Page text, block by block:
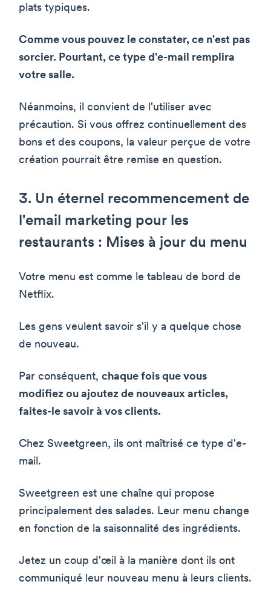
plats typiques.
Comme vous pouvez le constater, ce n'est pas
sorcier. Pourtant, ce type d'e-mail remplira
votre salle.
Néanmoins, il convient de l'utiliser avec
précaution. Si vous offrez continuellement des
bons et des coupons, la valeur perçue de votre
création pourrait être remise en question.
3. Un éternel recommencement de
l'email marketing pour les
restaurants : Mises à jour du menu
Votre menu est comme le tableau de bord de
Netflix.
Les gens veulent savoir s'il y a quelque chose
de nouveau.
Par conséquent, chaque fois que vous
modifiez ou ajoutez de nouveaux articles,
faites-le savoir à vos clients.
Chez Sweetgreen, ils ont maîtrisé ce type d'e-
mail.
Sweetgreen est une chaîne qui propose
principalement des salades. Leur menu change
en fonction de la saisonnalité des ingrédients.
Jetez un coup d'œil à la manière dont ils ont
communiqué leur nouveau menu à leurs clients.